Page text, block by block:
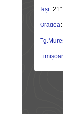
Iași : 21°
Oradea